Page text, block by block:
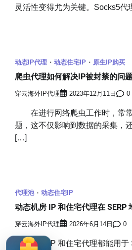
灵活性变得尤为关键。Socks5
动态IP代理 动态住宅IP 原生IP购买
爬虫代理如何解决IP被封禁的问
穿云海外IP代理 2023年12月11日 0
在进行网络爬虫工作时，常常
题，这不仅影响到数据的采集，
[…]
代理池 动态住宅IP
动态机房 IP 和住宅代理在 SERP
穿云海外IP代理 2026年6月14日 0
动态机房 IP 和住宅代理都能用